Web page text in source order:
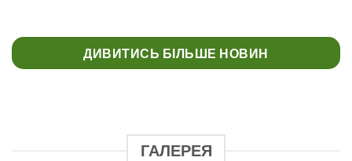
УКРАЇНСЬКОЇ ДІАСПОРИ
ДИВИТИСЬ БІЛЬШЕ НОВИН
ГАЛЕРЕЯ